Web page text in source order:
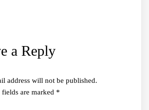
a Reply
address will not be published.
are marked *